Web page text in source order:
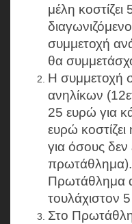
μέλη
συμμετοχή
θα
Η συμμετοχή
ανηλίκων
25 ευρώ για
ευρώ
για όσους δεν
πρωτάθλημα).
Πρωτάθλημα
τουλάχιστον
Στο